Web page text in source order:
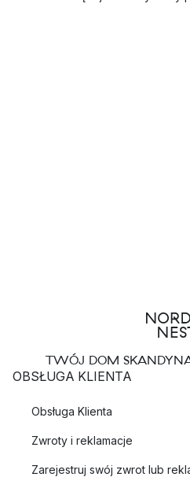
TWÓJ DOM
OBSŁUGA KLIENTA
Obsługa Klienta
Zwroty i reklamacje
Zarejestruj swój zwrot lub